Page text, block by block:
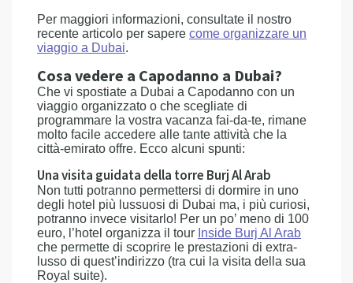
Per maggiori informazioni, consultate il nostro
recente articolo per sapere come organizzare un
viaggio a Dubai.
Cosa vedere a Capodanno a Dubai?
Che vi spostiate a Dubai a Capodanno con un
viaggio organizzato o che scegliate di
programmare la vostra vacanza fai-da-te, rimane
molto facile accedere alle tante attività che la
città-emirato offre. Ecco alcuni spunti:
Una visita guidata della torre Burj Al Arab
Non tutti potranno permettersi di dormire in uno
degli hotel più lussuosi di Dubai ma, i più curiosi,
potranno invece visitarlo! Per un po’ meno di 100
euro, l’hotel organizza il tour Inside Burj Al Arab
che permette di scoprire le prestazioni di extra-
lusso di quest’indirizzo (tra cui la visita della sua
Royal suite).